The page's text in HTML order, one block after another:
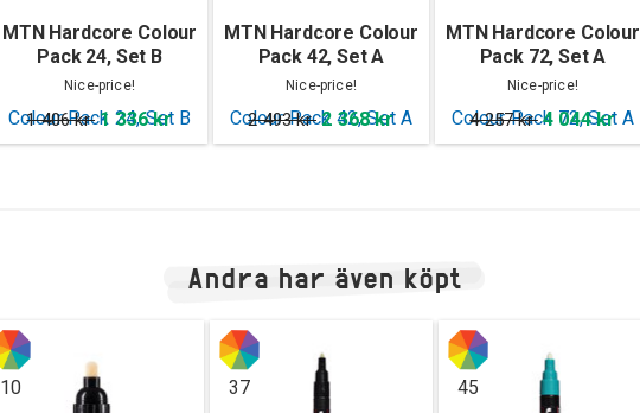
MTN Hardcore Colour
Pack 24, Set B
Nice-price!
1 406 kr 1 336 kr
MTN Hardcore Colour
Pack 42, Set A
Nice-price!
2 493 kr 2 368 kr
MTN Hardcore Colour
Pack 72, Set A
Nice-price!
4 257 kr 4 044 kr
Andra har även köpt
10 37 45